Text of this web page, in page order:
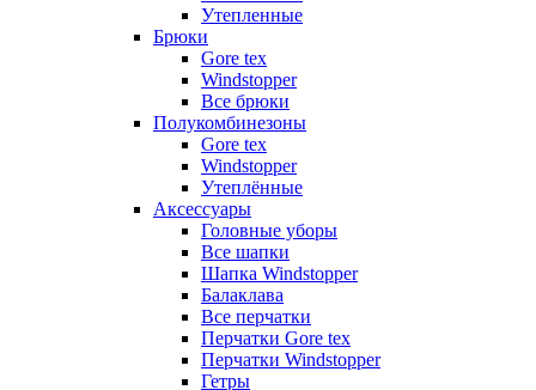
Утепленные
Брюки
Gore tex
Windstopper
Все брюки
Полукомбинезоны
Gore tex
Windstopper
Утеплённые
Аксессуары
Головные уборы
Все шапки
Шапка Windstopper
Балаклава
Все перчатки
Перчатки Gore tex
Перчатки Windstopper
Гетры